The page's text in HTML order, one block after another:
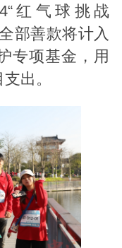
红气球挑战
部善款将计入
专项基金，用
出。